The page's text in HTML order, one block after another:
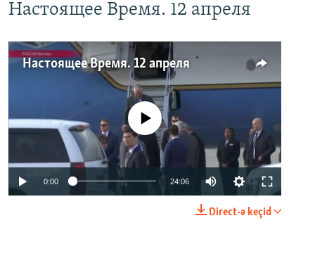
Настоящее Время. 12 апреля
Настоящее Время. 12 апреля
No media source currently available
0:00 24:06
Direct-ə keçid